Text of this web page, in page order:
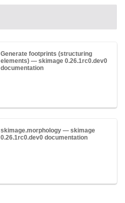
Generate footprints (structuring
elements) — skimage 0.26.1rc0.dev0
documentation
skimage.morphology — skimage
0.26.1rc0.dev0 documentation